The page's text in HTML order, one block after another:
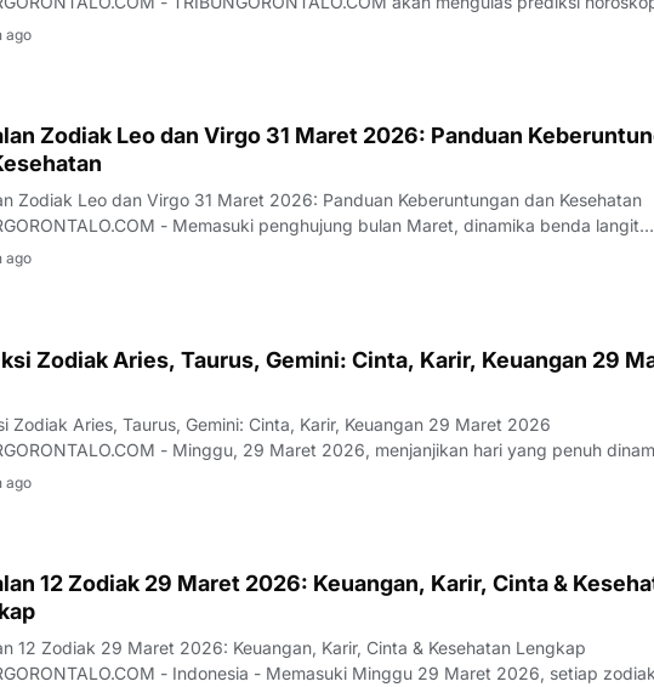
…
ago
Zodiak Leo dan Virgo 31 Maret 2026: Panduan
Zodiak Leo dan Virgo 31 Maret 2026: Panduan Keberuntungan dan Kesehatan
- Memasuki penghujung bulan Maret, dinamika benda langit
pengaruh si…
ago
Zodiak Aries, Taurus, Gemini: Cinta, Karir, Keuangan 29
Zodiak Aries, Taurus, Gemini: Cinta, Karir, Keuangan 29 Maret 2026
- Minggu, 29 Maret 2026, menjanjikan hari yang penuh dinamika
berzodi…
ago
12 Zodiak 29 Maret 2026: Keuangan, Karir, Cinta &
12 Zodiak 29 Maret 2026: Keuangan, Karir, Cinta & Kesehatan Lengkap
- Indonesia - Memasuki Minggu 29 Maret 2026, setiap zodiak akan